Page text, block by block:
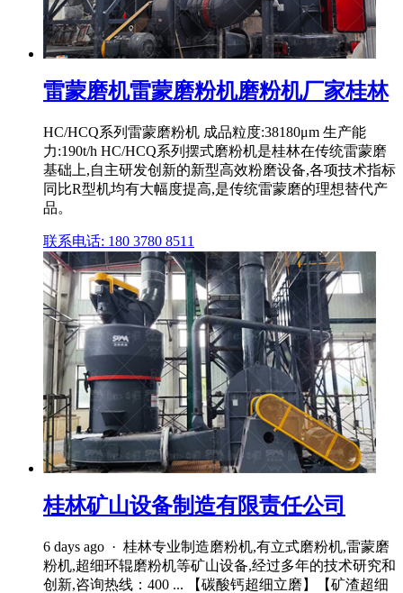
雷蒙磨机雷蒙磨粉机磨粉机厂家桂林
HC/HCQ系列雷蒙磨粉机 成品粒度:38180μm 生产能
力:190t/h HC/HCQ系列摆式磨粉机是桂林在传统雷蒙磨
基础上,自主研发创新的新型高效粉磨设备,各项技术指标
同比R型机均有大幅度提高,是传统雷蒙磨的理想替代产
品。
联系电话: 180 3780 8511
桂林矿山设备制造有限责任公司
6 days ago · 桂林专业制造磨粉机,有立式磨粉机,雷蒙磨
粉机,超细环辊磨粉机等矿山设备,经过多年的技术研究和
创新,咨询热线：400 ... 【碳酸钙超细立磨】【矿渣超细